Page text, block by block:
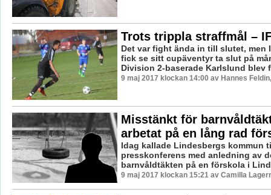
Trots trippla straffmål –
Det var fight ända in till slutet, men
fick se sitt cupäventyr ta slut på
Division 2-baserade Karlslund blev
9 maj 2017 klockan 14:00 av Hannes
Misstänkt för
arbetat på en lång rad
Idag kallade Lindesbergs kommun
presskonferens med anledning av
barnvåldtäkten på en förskola i
9 maj 2017 klockan 15:21 av Camilla